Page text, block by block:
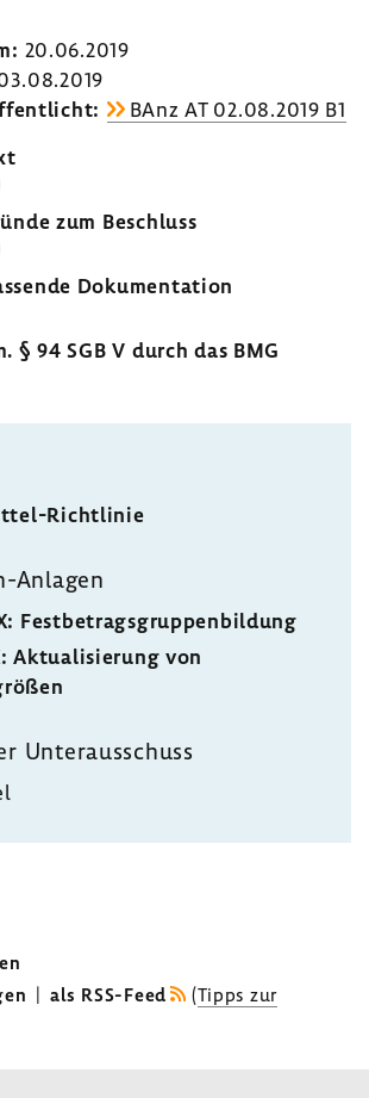
20.06.2019
BAnz AT 02.08.2019 B1
zum Beschluss
Doku­men­ta­tion
§ 94 SGB V durch das BMG
​Richtlinie
​Anlagen
Fest­be­trags­grup­pen­bil­dung
Aktua­li­sie­rung von
Unter­aus­schuss
| als RSS-Feed (Tipps zur